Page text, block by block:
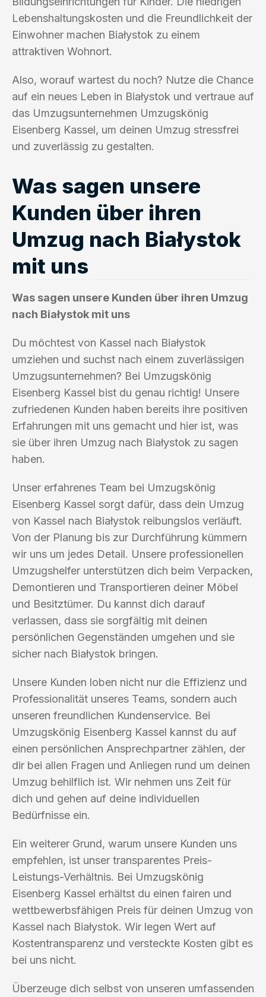
Lebenshaltungskosten und die Freundlichkeit der
Einwohner machen Białystok zu einem
attraktiven Wohnort.
Also, worauf wartest du noch? Nutze die Chance
auf ein neues Leben in Białystok und vertraue auf
das Umzugsunternehmen Umzugskönig
Eisenberg Kassel, um deinen Umzug stressfrei
und zuverlässig zu gestalten.
Was sagen unsere
Kunden über ihren
Umzug nach Białystok
mit uns
Was sagen unsere Kunden über ihren Umzug
nach Białystok mit uns
Du möchtest von Kassel nach Białystok
umziehen und suchst nach einem zuverlässigen
Umzugsunternehmen? Bei Umzugskönig
Eisenberg Kassel bist du genau richtig! Unsere
zufriedenen Kunden haben bereits ihre positiven
Erfahrungen mit uns gemacht und hier ist, was
sie über ihren Umzug nach Białystok zu sagen
haben.
Unser erfahrenes Team bei Umzugskönig
Eisenberg Kassel sorgt dafür, dass dein Umzug
von Kassel nach Białystok reibungslos verläuft.
Von der Planung bis zur Durchführung kümmern
wir uns um jedes Detail. Unsere professionellen
Umzugshelfer unterstützen dich beim Verpacken,
Demontieren und Transportieren deiner Möbel
und Besitztümer. Du kannst dich darauf
verlassen, dass sie sorgfältig mit deinen
persönlichen Gegenständen umgehen und sie
sicher nach Białystok bringen.
Unsere Kunden loben nicht nur die Effizienz und
Professionalität unseres Teams, sondern auch
unseren freundlichen Kundenservice. Bei
Umzugskönig Eisenberg Kassel kannst du auf
einen persönlichen Ansprechpartner zählen, der
dir bei allen Fragen und Anliegen rund um deinen
Umzug behilflich ist. Wir nehmen uns Zeit für
dich und gehen auf deine individuellen
Bedürfnisse ein.
Ein weiterer Grund, warum unsere Kunden uns
empfehlen, ist unser transparentes Preis-
Leistungs-Verhältnis. Bei Umzugskönig
Eisenberg Kassel erhältst du einen fairen und
wettbewerbsfähigen Preis für deinen Umzug von
Kassel nach Białystok. Wir legen Wert auf
Kostentransparenz und versteckte Kosten gibt es
bei uns nicht.
Überzeuge dich selbst von unseren umfassenden